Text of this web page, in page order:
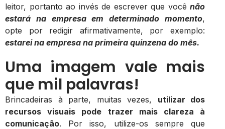
leitor, portanto ao invés de escrever que você não
estará na empresa em determinado momento,
opte por redigir afirmativamente, por exemplo:
estarei na empresa na primeira quinzena do mês.
Uma imagem vale mais
que mil palavras!
Brincadeiras à parte, muitas vezes, utilizar dos
recursos visuais pode trazer mais clareza à
comunicação. Por isso, utilize-os sempre que